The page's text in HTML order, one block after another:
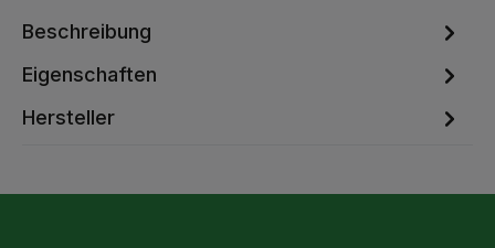
Beschreibung
Eigenschaften
Hersteller